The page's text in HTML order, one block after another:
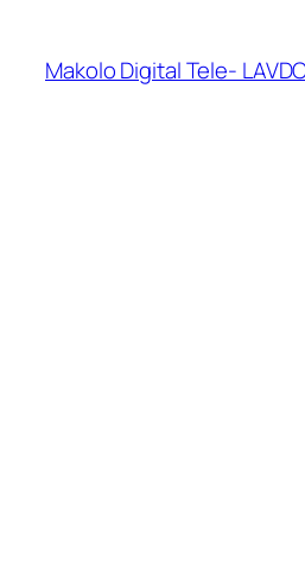
Makolo Digital Tele-